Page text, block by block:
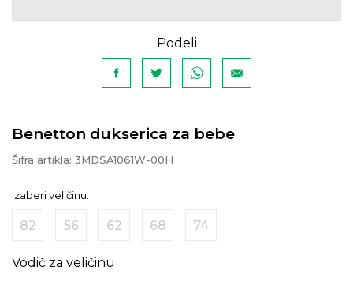
Podeli
Benetton dukserica za bebe
Šifra artikla: 3MDSA1061W-00H
Izaberi veličinu:
82 56 62 68 74
Vodič za veličinu